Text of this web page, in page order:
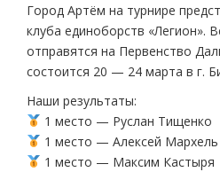
Город Артём на турнире
клуба единоборств «Легион».
отправятся на Первенство
состоится 20 — 24 марта в г.
Наши результаты:
1 место — Руслан Тищенко
1 место — Алексей Мархель
1 место — Максим Кастыря